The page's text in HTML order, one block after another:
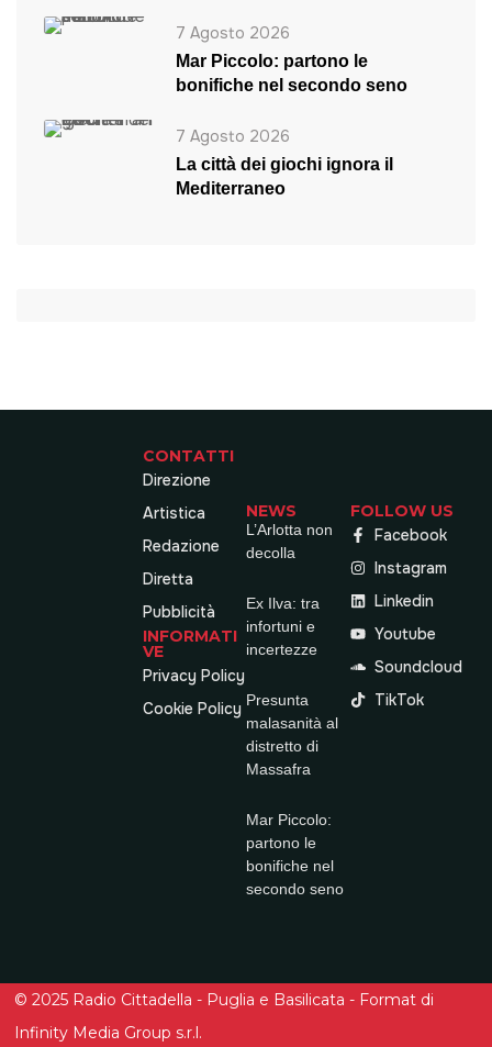
7 Agosto 2026
Mar Piccolo: partono le
bonifiche nel secondo seno
7 Agosto 2026
La città dei giochi ignora il
Mediterraneo
CONTATTI
Direzione
Artistica
Redazione
Diretta
Pubblicità
INFORMATI
VE
Privacy Policy
Cookie Policy
NEWS
L’Arlotta non
decolla
Ex Ilva: tra
infortuni e
incertezze
Presunta
malasanità al
distretto di
Massafra
Mar Piccolo:
partono le
bonifiche nel
secondo seno
FOLLOW US
Facebook
Instagram
Linkedin
Youtube
Soundcloud
TikTok
© 2025 Radio Cittadella - Puglia e Basilicata - Format di
Infinity Media Group s.r.l.